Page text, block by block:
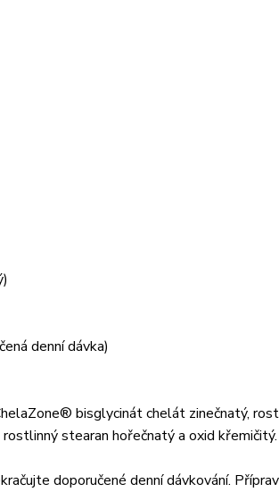
denní dávka)
bisglycinát chelát zinečnatý,
stearan hořečnatý a oxid křemičitý.
doporučené denní dávkování.